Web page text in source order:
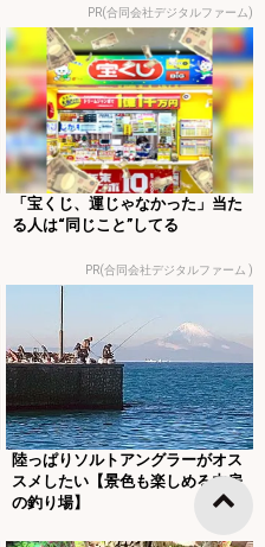
PR(合同会社デジタルファーム)
「宝くじ、運じゃなかった」当た
る人は“同じこと”してる
PR(合同会社デジタルファーム )
陸っぱりソルトアングラーがオス
スメしたい【景色も楽しめる内房
の釣り場】